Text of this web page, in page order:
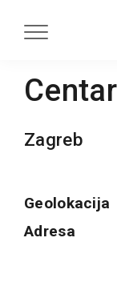
Zagreb
Geolokacija
Adresa